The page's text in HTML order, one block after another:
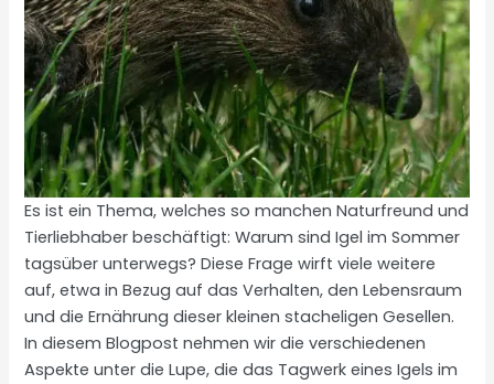
Es ist ein Thema, welches so manchen Naturfreund und
Tierliebhaber beschäftigt: Warum sind Igel im Sommer
tagsüber unterwegs? Diese Frage wirft viele weitere
auf, etwa in Bezug auf das Verhalten, den Lebensraum
und die Ernährung dieser kleinen stacheligen Gesellen.
In diesem Blogpost nehmen wir die verschiedenen
Aspekte unter die Lupe, die das Tagwerk eines Igels im